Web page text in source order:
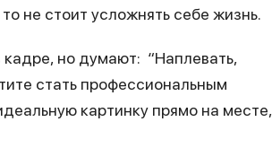
не стоит усложнять себе жизнь.
кадре, но думают: “Наплевать,
стать профессиональным
картинку прямо на месте,